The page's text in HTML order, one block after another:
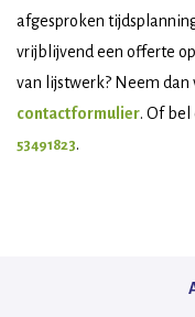
afgesproken
vrijblijvend een offerte
van lijstwerk? Neem
contactformulier. Of bel
53491823.